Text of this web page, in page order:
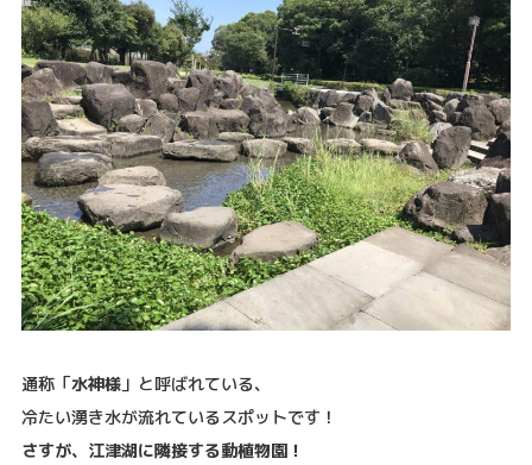
通称「水神様」と呼ばれている、
冷たい湧き水が流れているスポットです！
さすが、江津湖に隣接する動植物園！